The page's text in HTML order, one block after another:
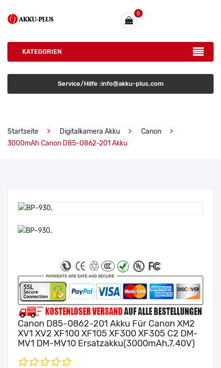
0
KATEGORIEN
Service/Hilfe :info@akku-plus.com
Startseite Digitalkamera Akku
Canon
3000mAh Canon D85-0862-201 Akku
Canon D85-0862-201 Akku Für Canon XM2
XV1 XV2 XF100 XF105 XF300 XF305 C2 DM-
MV1 DM-MV10 Ersatzakku(3000mAh,7.40V)